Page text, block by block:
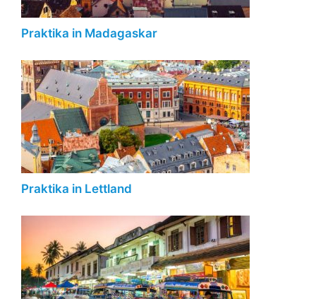
Praktika in Madagaskar
Praktika in Lettland